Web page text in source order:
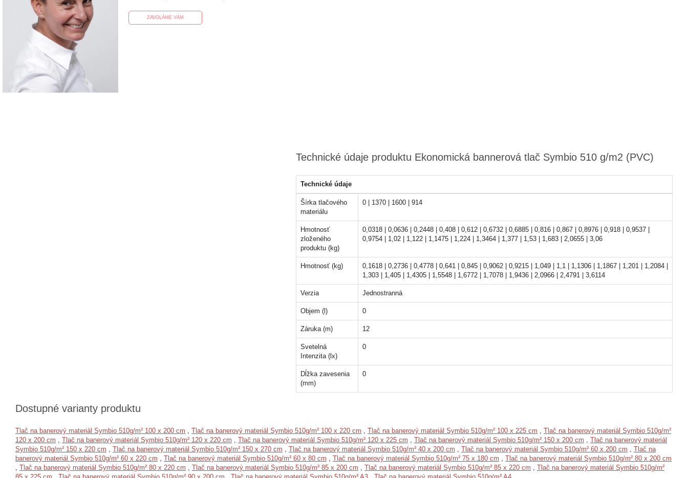
ZAVOLÁME VÁM
Technické údaje produktu Ekonomická bannerová tlač Symbio 510 g/m2 (PVC)
Technické údaje
Šírka tlačového
materiálu
0 | 1370 | 1600 | 914
Hmotnosť
zloženého
produktu (kg)
0,0318 | 0,0636 | 0,2448 | 0,408 | 0,612 | 0,6732 | 0,6885 | 0,816 | 0,867 | 0,8976 | 0,918 | 0,9537 |
0,9754 | 1,02 | 1,122 | 1,1475 | 1,224 | 1,3464 | 1,377 | 1,53 | 1,683 | 2,0655 | 3,06
Hmotnosť (kg)
0,1618 | 0,2736 | 0,4778 | 0,641 | 0,845 | 0,9062 | 0,9215 | 1,049 | 1,1 | 1,1306 | 1,1867 | 1,201 | 1,2084 |
1,303 | 1,405 | 1,4305 | 1,5548 | 1,6772 | 1,7078 | 1,9436 | 2,0966 | 2,4791 | 3,6114
Verzia Jednostranná
Objem (l) 0
Záruka (m) 12
Svetelná
Intenzita (lx)
0
Dĺžka zavesenia
(mm)
0
Dostupné varianty produktu
Tlač na banerový materiál Symbio 510g/m² 100 x 200 cm , Tlač na banerový materiál Symbio 510g/m² 100 x 220 cm , Tlač na banerový materiál Symbio 510g/m² 100 x 225 cm , Tlač na banerový materiál Symbio 510g/m²
120 x 200 cm , Tlač na banerový materiál Symbio 510g/m² 120 x 220 cm , Tlač na banerový materiál Symbio 510g/m² 120 x 225 cm , Tlač na banerový materiál Symbio 510g/m² 150 x 200 cm , Tlač na banerový materiál
Symbio 510g/m² 150 x 220 cm , Tlač na banerový materiál Symbio 510g/m² 150 x 270 cm , Tlač na banerový materiál Symbio 510g/m² 40 x 200 cm , Tlač na banerový materiál Symbio 510g/m² 60 x 200 cm , Tlač na
banerový materiál Symbio 510g/m² 60 x 220 cm , Tlač na banerový materiál Symbio 510g/m² 60 x 80 cm , Tlač na banerový materiál Symbio 510g/m² 75 x 180 cm , Tlač na banerový materiál Symbio 510g/m² 80 x 200 cm
, Tlač na banerový materiál Symbio 510g/m² 80 x 220 cm , Tlač na banerový materiál Symbio 510g/m² 85 x 200 cm , Tlač na banerový materiál Symbio 510g/m² 85 x 220 cm , Tlač na banerový materiál Symbio 510g/m²